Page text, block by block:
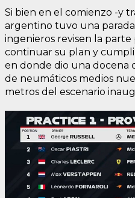
Si bien en el comienzo -y
argentino tuvo una
ingenieros revisen la
continuar su plan y
en donde dio una docena
de neumáticos medios
metros del escenario